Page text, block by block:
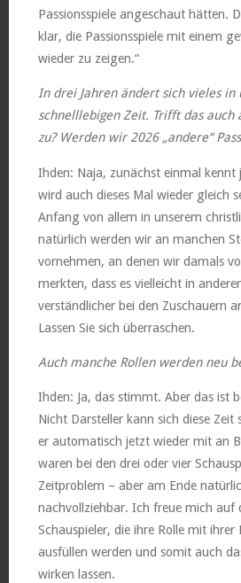
Passionsspiele angeschaut hätten.
klar, die Passionsspiele mit einem
wieder zu zeigen.“
In drei Jahren ändert sich vieles in
schnelllebigen Zeit. Trifft das auch
zu? Werden wir 2026 „andere“
Ihden: Naja, zunächst einmal kennt
wird auch dieses Mal wieder gleich
Anfang von allem in unserem
natürlich werden wir an manchen
vornehmen, an denen wir damals
merkten, dass es vielleicht in
verständlicher bei den Zuschauern
Lassen Sie sich überraschen.
Auch manche Rollen werden neu
Ihden: Ja, das stimmt. Aber das ist
Nicht Darsteller kann sich diese Zeit
er automatisch jetzt wieder mit an
waren bei den drei oder vier
Zeitproblem – aber am Ende
nachvollziehbar. Ich freue mich auf
Schauspieler, die ihre Rolle mit ihrer
ausfüllen werden und somit auch
wirken lassen.